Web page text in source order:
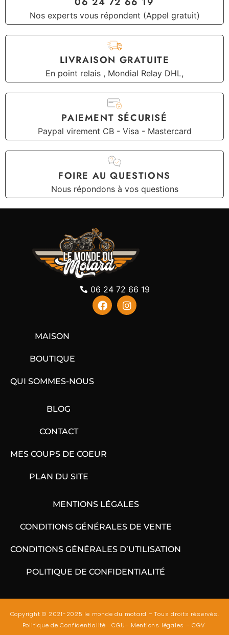
Nos experts vous répondent (Appel gratuit)
LIVRAISON GRATUITE
En point relais , Mondial Relay DHL,
PAIEMENT SÉCURISÉ
Paypal virement CB - Visa - Mastercard
FOIRE AU QUESTIONS
Nous répondons à vos questions
06 24 72 66 19
MAISON
BOUTIQUE
QUI SOMMES-NOUS
BLOG
CONTACT
MES COUPS DE COEUR
PLAN DU SITE
MENTIONS LÉGALES
CONDITIONS GÉNÉRALES DE VENTE
CONDITIONS GÉNÉRALES D’UTILISATION
POLITIQUE DE CONFIDENTIALITÉ
Copyright © 2021-2025 le monde du motard – Tous droits réservés.
Politique de Confidentialité
CGU– Mentions légales –CGV